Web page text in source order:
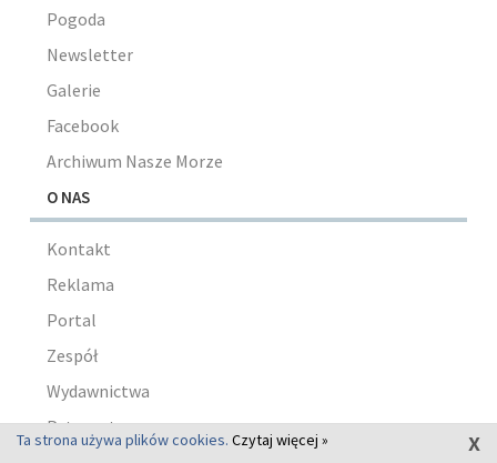
Pogoda
Newsletter
Galerie
Facebook
Archiwum Nasze Morze
O NAS
Kontakt
Reklama
Portal
Zespół
Wydawnictwa
Patronaty
Ta strona używa plików cookies. Czytaj więcej » x